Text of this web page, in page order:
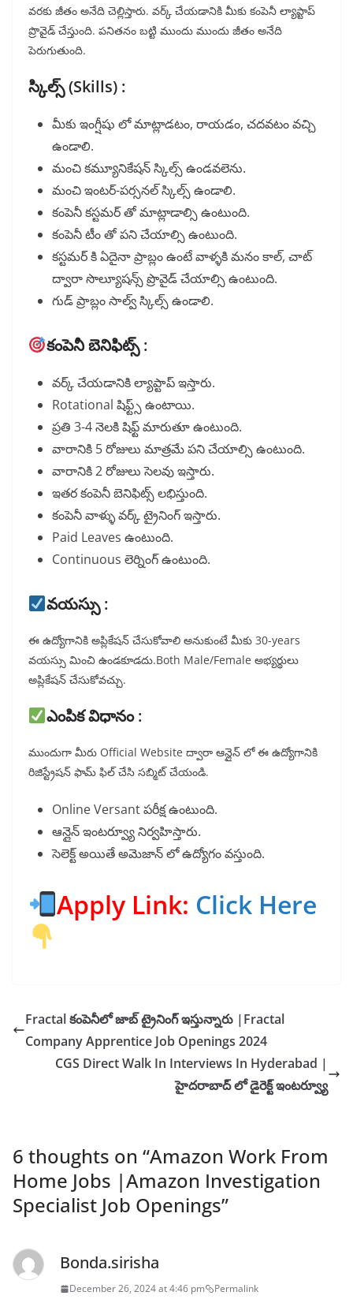
వరకు జీతం అనేది చెల్లిస్తారు. వర్క్ చేయడానికి మీకు కంపెనీ ల్యాప్టాప్
ప్రొవైడ్ చేస్తుంది. పనితనం బట్టి ముందు ముందు జీతం అనేది
పెరుగుతుంది.
స్కిల్స్ (Skills) :
మీకు ఇంగ్షీషు లో మాట్లాడటం, రాయడం, చదవటం వచ్చి
ఉండాలి.
మంచి కమ్యూనికేషన్ స్కిల్స్ ఉండవలెను.
మంచి ఇంటర్-పర్సనల్ స్కిల్స్ ఉండాలి.
కంపెనీ కస్టమర్ తో మాట్లాడాల్సి ఉంటుంది.
కంపెనీ టీం తో పని చేయాల్సి ఉంటుంది.
కస్టమర్ కి ఏదైనా ప్రాబ్లం ఉంటే వాళ్ళకి మనం కాల్, చాట్
ద్వారా సొల్యూషన్స్ ప్రొవైడ్ చేయాల్సి ఉంటుంది.
గుడ్ ప్రాబ్లం సాల్వ్ స్కిల్స్ ఉండాలి.
కంపెనీ బెనిఫిట్స్ :
వర్క్ చేయడానికి ల్యాప్టాప్ ఇస్తారు.
Rotational షిఫ్ట్స్ ఉంటాయి.
ప్రతి 3-4 నెలకి షిఫ్ట్ మారుతూ ఉంటుంది.
వారానికి 5 రోజులు మాత్రమే పని చేయాల్సి ఉంటుంది.
వారానికి 2 రోజులు సెలవు ఇస్తారు.
ఇతర కంపెనీ బెనిఫిట్స్ లభిస్తుంది.
కంపెనీ వాళ్ళు వర్క్ ట్రైనింగ్ ఇస్తారు.
Paid Leaves ఉంటుంది.
Continuous లెర్నింగ్ ఉంటుంది.
వయస్సు :
ఈ ఉద్యోగానికి అప్లికేషన్ చేసుకోవాలి అనుకుంటే మీకు 30-years
వయస్సు మించి ఉండకూడదు.Both Male/Female అభ్యర్థులు
అప్లికేషన్ చేసుకోవచ్చు.
ఎంపిక విధానం :
ముందుగా మీరు Official Website ద్వారా ఆన్లైన్ లో ఈ ఉద్యోగానికి
రిజిస్ట్రేషన్ ఫామ్ ఫిల్ చేసి సబ్మిట్ చేయండి.
Online Versant పరీక్ష ఉంటుంది.
ఆన్లైన్ ఇంటర్వ్యూ నిర్వహిస్తారు.
సెలెక్ట్ అయితే అమెజాన్ లో ఉద్యోగం వస్తుంది.
Apply Link: Click Here
Fractal కంపెనీలో జాబ్ ట్రైనింగ్ ఇస్తున్నారు |Fractal
Company Apprentice Job Openings 2024
CGS Direct Walk In Interviews In Hyderabad |
హైదరాబాద్ లో డైరెక్ట్ ఇంటర్వ్యూ
6 thoughts on “Amazon Work From
Home Jobs |Amazon Investigation
Specialist Job Openings”
Bonda.sirisha
December 26, 2024 at 4:46 pm Permalink